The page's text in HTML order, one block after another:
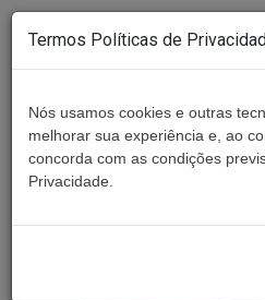
Termos Políticas de
Nós usamos cookies e outras
melhorar sua experiência e, ao
concorda com as condições
Privacidade.